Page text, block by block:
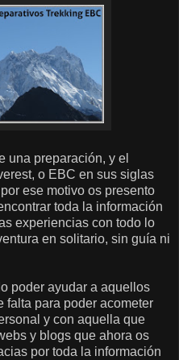
una preparación, y el
o EBC en sus siglas
ese motivo os presento
toda la información
experiencias con todo lo
en solitario, sin guía ni
poder ayudar a aquellos
falta para poder acometer
y con aquella que
y blogs que ahora os
por toda la información